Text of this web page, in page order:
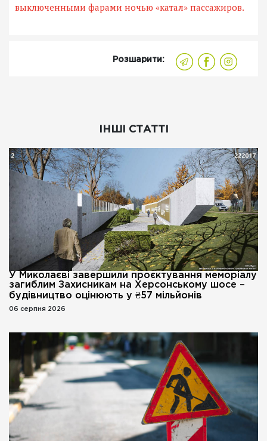
выключенными фарами ночью «катал» пассажиров.
Розшарити:
ІНШІ СТАТТІ
У Миколаєві завершили проєктування меморіалу
загиблим Захисникам на Херсонському шосе –
будівництво оцінюють у ₴57 мільйонів
06 серпня 2026